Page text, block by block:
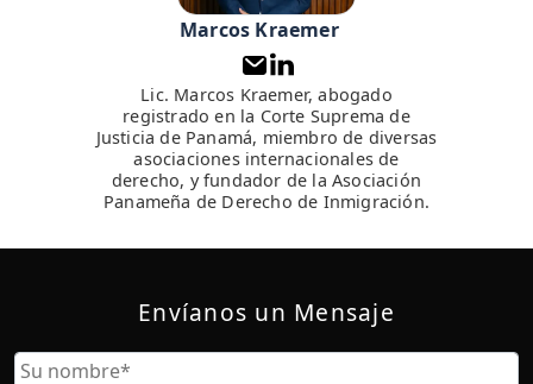
Marcos Kraemer
Lic. Marcos Kraemer, abogado
registrado en la Corte Suprema de
Justicia de Panamá, miembro de diversas
asociaciones internacionales de
derecho, y fundador de la Asociación
Panameña de Derecho de Inmigración.
Envíanos un Mensaje
Nombre